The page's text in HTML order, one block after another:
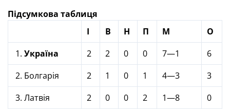
Підсумкова таблиця
І
В Н П М
О
1. Україна 2 2 0 0 7—1
6
2. Болгарія
2 1 0 1 4—3
3
3. Латвія
2 0 0 2 1—8 0